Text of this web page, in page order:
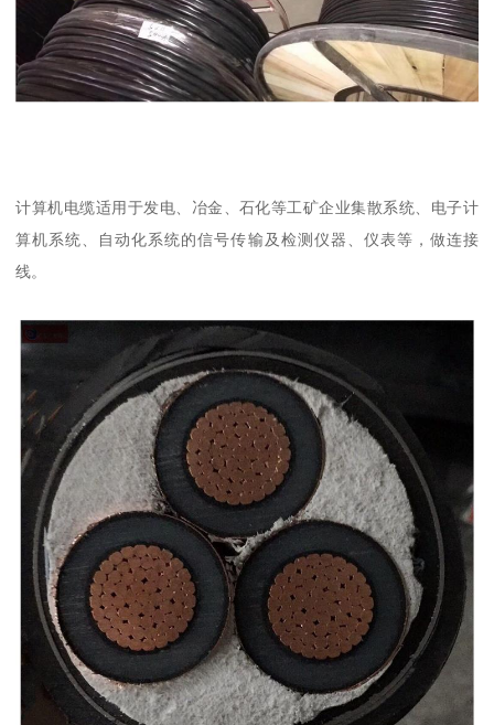
计算机电缆适用于发电、冶金、石化等工矿企业集散系统、电子计
算机系统、自动化系统的信号传输及检测仪器、仪表等，做连接
线。